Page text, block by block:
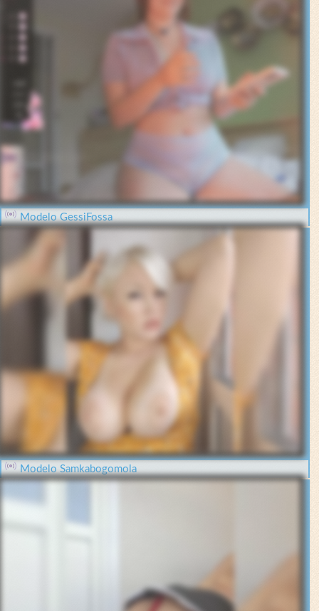
Modelo GessiFossa
Modelo Samkabogomola